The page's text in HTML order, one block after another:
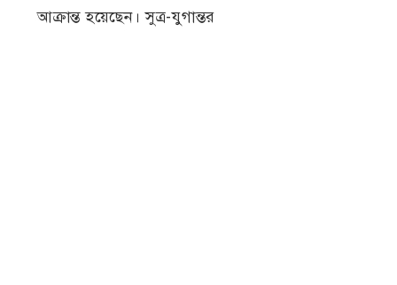
আক্রান্ত হয়েছেন। সুত্র-যুগান্তর